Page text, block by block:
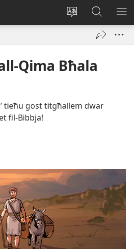
Biddel
lingwa
sit
Illoggja
(opens
Fittex
f’JW.ORG
Qima Bħala
tieħu gost titgħallem dwar
fil-Bibbja!